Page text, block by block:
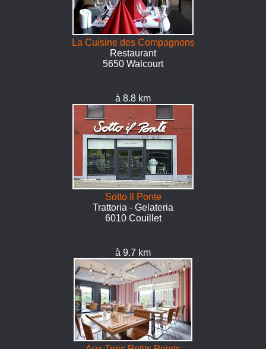
La Cuisine des Compagnons
Restaurant
5650 Walcourt
à 8.8 km
Sotto Il Ponte
Trattoria - Gelateria
6010 Couillet
à 9.7 km